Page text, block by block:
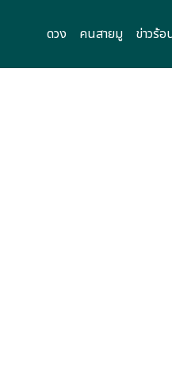
ดวง คนสายมู ข่าวร้อ